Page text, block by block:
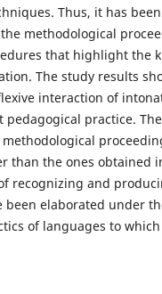
Thus, it has
methodological
that highlight the
The study results
interaction of
practice.
than the ones obtained
recognizing and
been elaborated under
of languages to